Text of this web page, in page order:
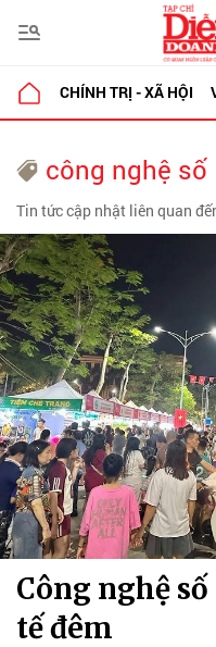
CHÍNH TRỊ - XÃ HỘI
công nghệ số
Tin tức cập nhật liên quan
Công nghệ
tế đêm